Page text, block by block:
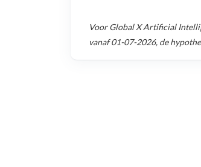
VoorGlobal X Artificial
vanaf01-07-2026, de